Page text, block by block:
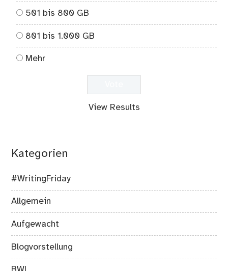
501 bis 800 GB
801 bis 1.000 GB
Mehr
View Results
Kategorien
#WritingFriday
Allgemein
Aufgewacht
Blogvorstellung